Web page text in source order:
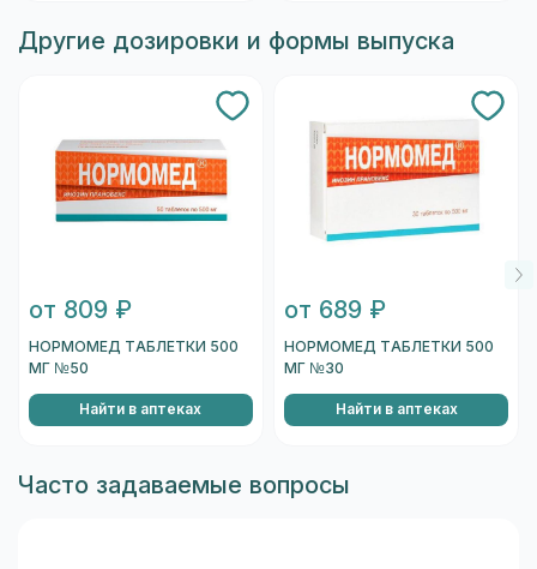
Другие дозировки и формы выпуска
от 809 ₽
НОРМОМЕД ТАБЛЕТКИ 500
МГ №50
Найти в аптеках
от 689 ₽
НОРМОМЕД ТАБЛЕТКИ 500
МГ №30
Найти в аптеках
Часто задаваемые вопросы